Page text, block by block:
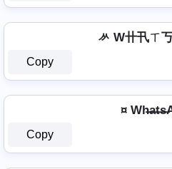
ᄽ W卄卂ㄒ
Copy
¤
Copy